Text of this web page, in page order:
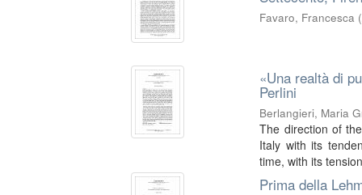
Favaro, Francesca (
«Una realtà di
Perlini
Berlangieri, Maria
The direction of
Italy with its
time, with its
Prima della